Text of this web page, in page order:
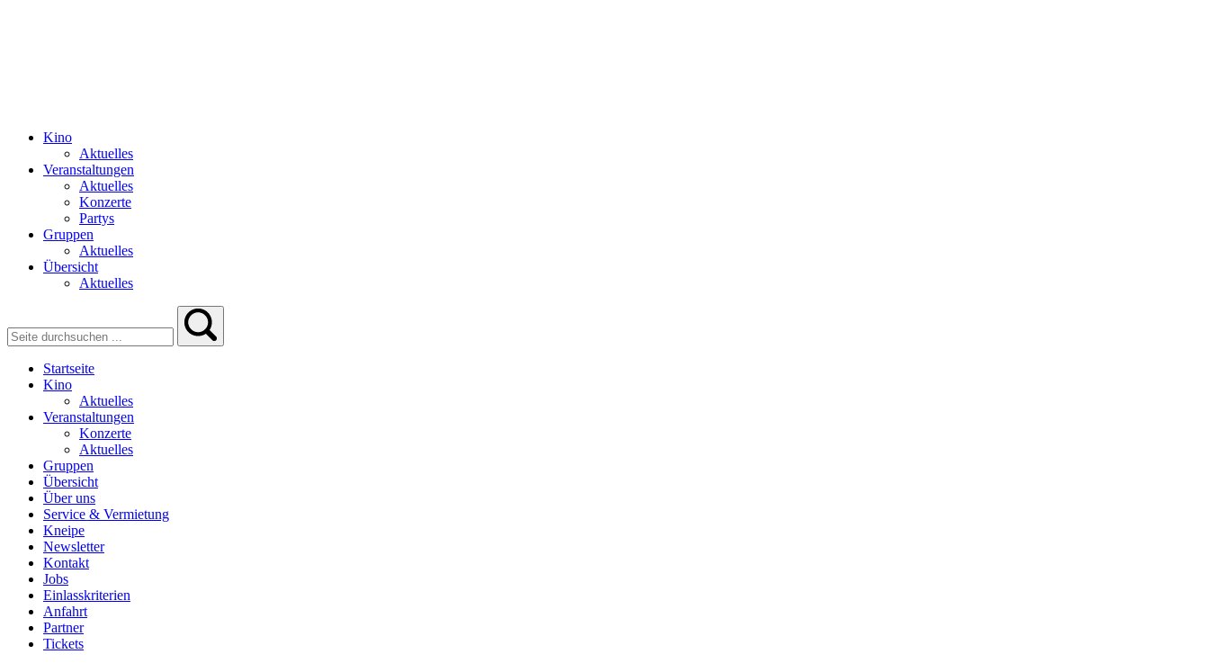
Kino
Aktuelles
Veranstaltungen
Aktuelles
Konzerte
Partys
Gruppen
Aktuelles
Übersicht
Aktuelles
Startseite
Kino
Aktuelles
Veranstaltungen
Konzerte
Aktuelles
Gruppen
Übersicht
Über uns
Service & Vermietung
Kneipe
Newsletter
Kontakt
Jobs
Einlasskriterien
Anfahrt
Partner
Tickets